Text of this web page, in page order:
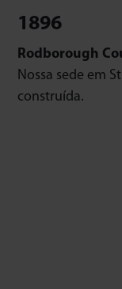
1896
Rodborough
Nossa sede em
construída.